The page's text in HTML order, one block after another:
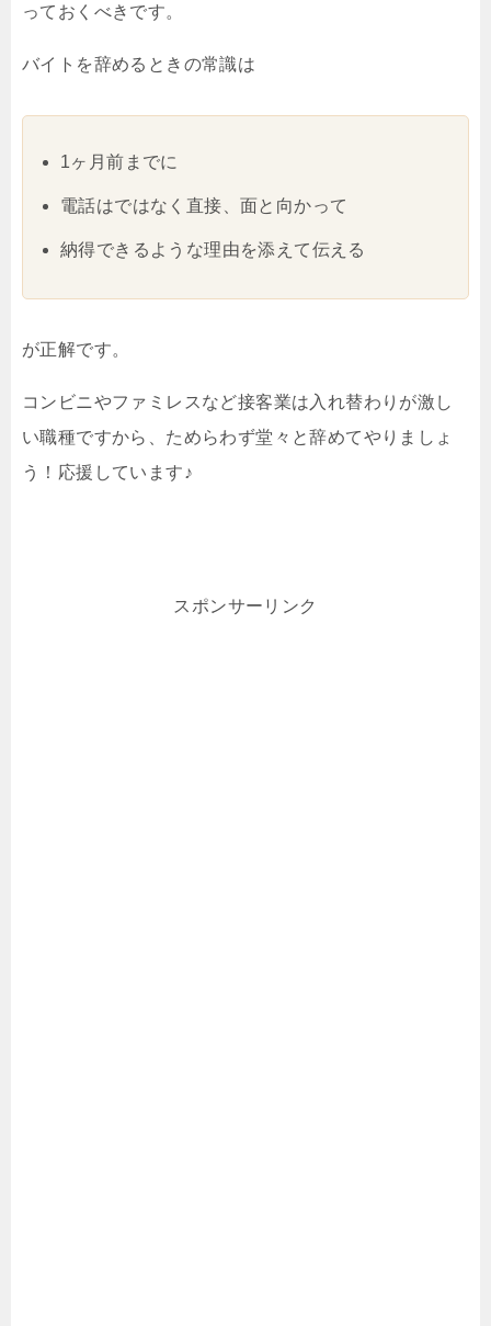
っておくべきです。
バイトを辞めるときの常識は
1ヶ月前までに
電話はではなく直接、面と向かって
納得できるような理由を添えて伝える
が正解です。
コンビニやファミレスなど接客業は入れ替わりが激し
い職種ですから、ためらわず堂々と辞めてやりましょ
う！応援しています♪
スポンサーリンク